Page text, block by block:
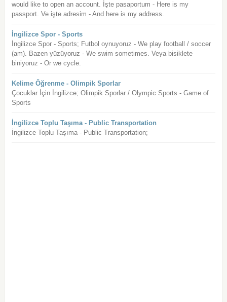
would like to open an account. İşte pasaportum - Here is my
passport. Ve işte adresim - And here is my address.
İngilizce Spor - Sports
İngilizce Spor - Sports; Futbol oynuyoruz - We play football / soccer
(am). Bazen yüzüyoruz - We swim sometimes. Veya bisiklete
biniyoruz - Or we cycle.
Kelime Öğrenme - Olimpik Sporlar
Çocuklar İçin İngilizce; Olimpik Sporlar / Olympic Sports - Game of
Sports
İngilizce Toplu Taşıma - Public Transportation
İngilizce Toplu Taşıma - Public Transportation;